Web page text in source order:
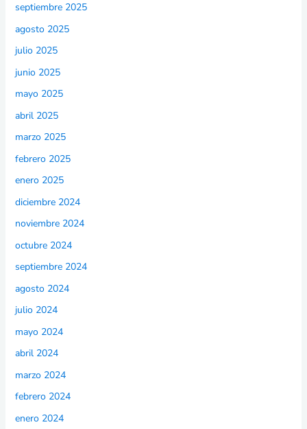
septiembre 2025
agosto 2025
julio 2025
junio 2025
mayo 2025
abril 2025
marzo 2025
febrero 2025
enero 2025
diciembre 2024
noviembre 2024
octubre 2024
septiembre 2024
agosto 2024
julio 2024
mayo 2024
abril 2024
marzo 2024
febrero 2024
enero 2024